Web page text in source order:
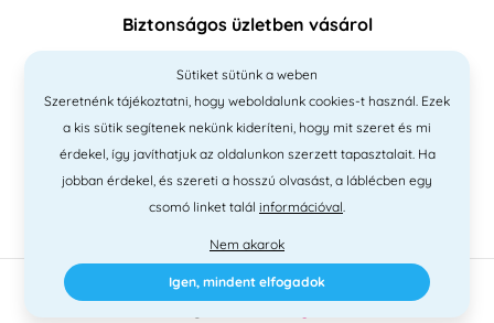
Biztonságos üzletben vásárol
2010 - 2026 © PNM International Kft. • technikai választék Simplia
Sütiket sütünk a weben
Szeretnénk tájékoztatni, hogy weboldalunk cookies-t használ. Ezek
a kis sütik segítenek nekünk kideríteni, hogy mit szeret és mi
érdekel, így javíthatjuk az oldalunkon szerzett tapasztalait. Ha
jobban érdekel, és szereti a hosszú olvasást, a láblécben egy
csomó linket talál információval.
Nem akarok
Igen, mindent elfogadok